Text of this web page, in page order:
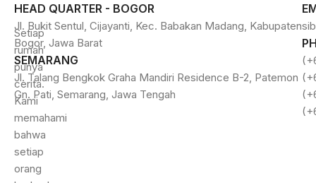
Setiap
rumah
punya
cerita.
Kami
memahami
bahwa
setiap
orang
HEAD QUARTER - BOGOR
Jl. Bukit Sentul, Cijayanti, Kec. Babakan Madang, Kabupaten
Bogor, Jawa Barat
SEMARANG
Jl. Talang Bengkok Graha Mandiri Residence B-2, Patemon
Gn. Pati, Semarang, Jawa Tengah